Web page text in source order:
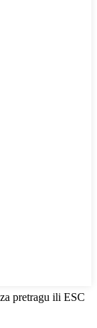
pretragu ili ESC